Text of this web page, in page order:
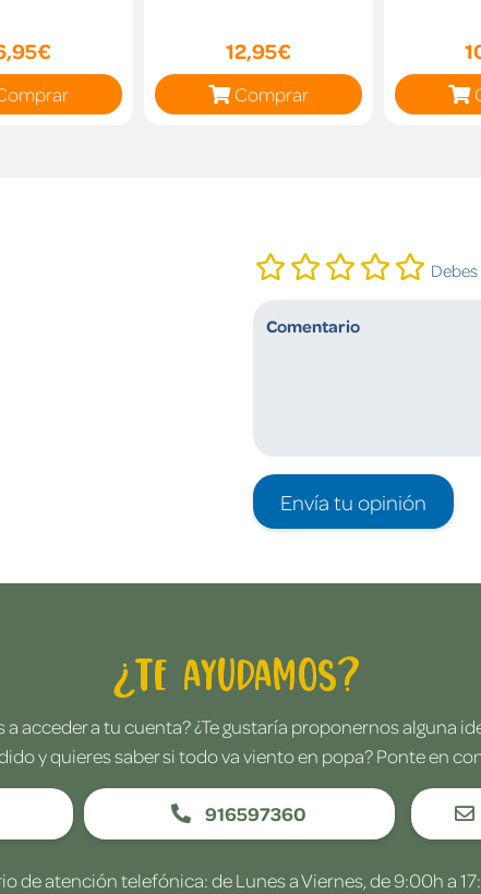
12,95€
Comprar
Envía tu opinión
¿Te ayudamos?
acceder a tu cuenta? ¿Te gustaría proponernos alguna
y quieres saber si todo va viento en popa? Ponte en
916597360
de atención telefónica: de Lunes a Viernes, de 9:00h a